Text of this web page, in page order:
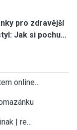
pro zdravější
Jak si pochu…
online…
| re…